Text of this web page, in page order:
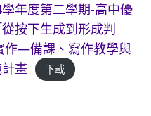
年度第二學期-高中優
按下生成到形成判
作—備課、寫作教學與
畫
下載